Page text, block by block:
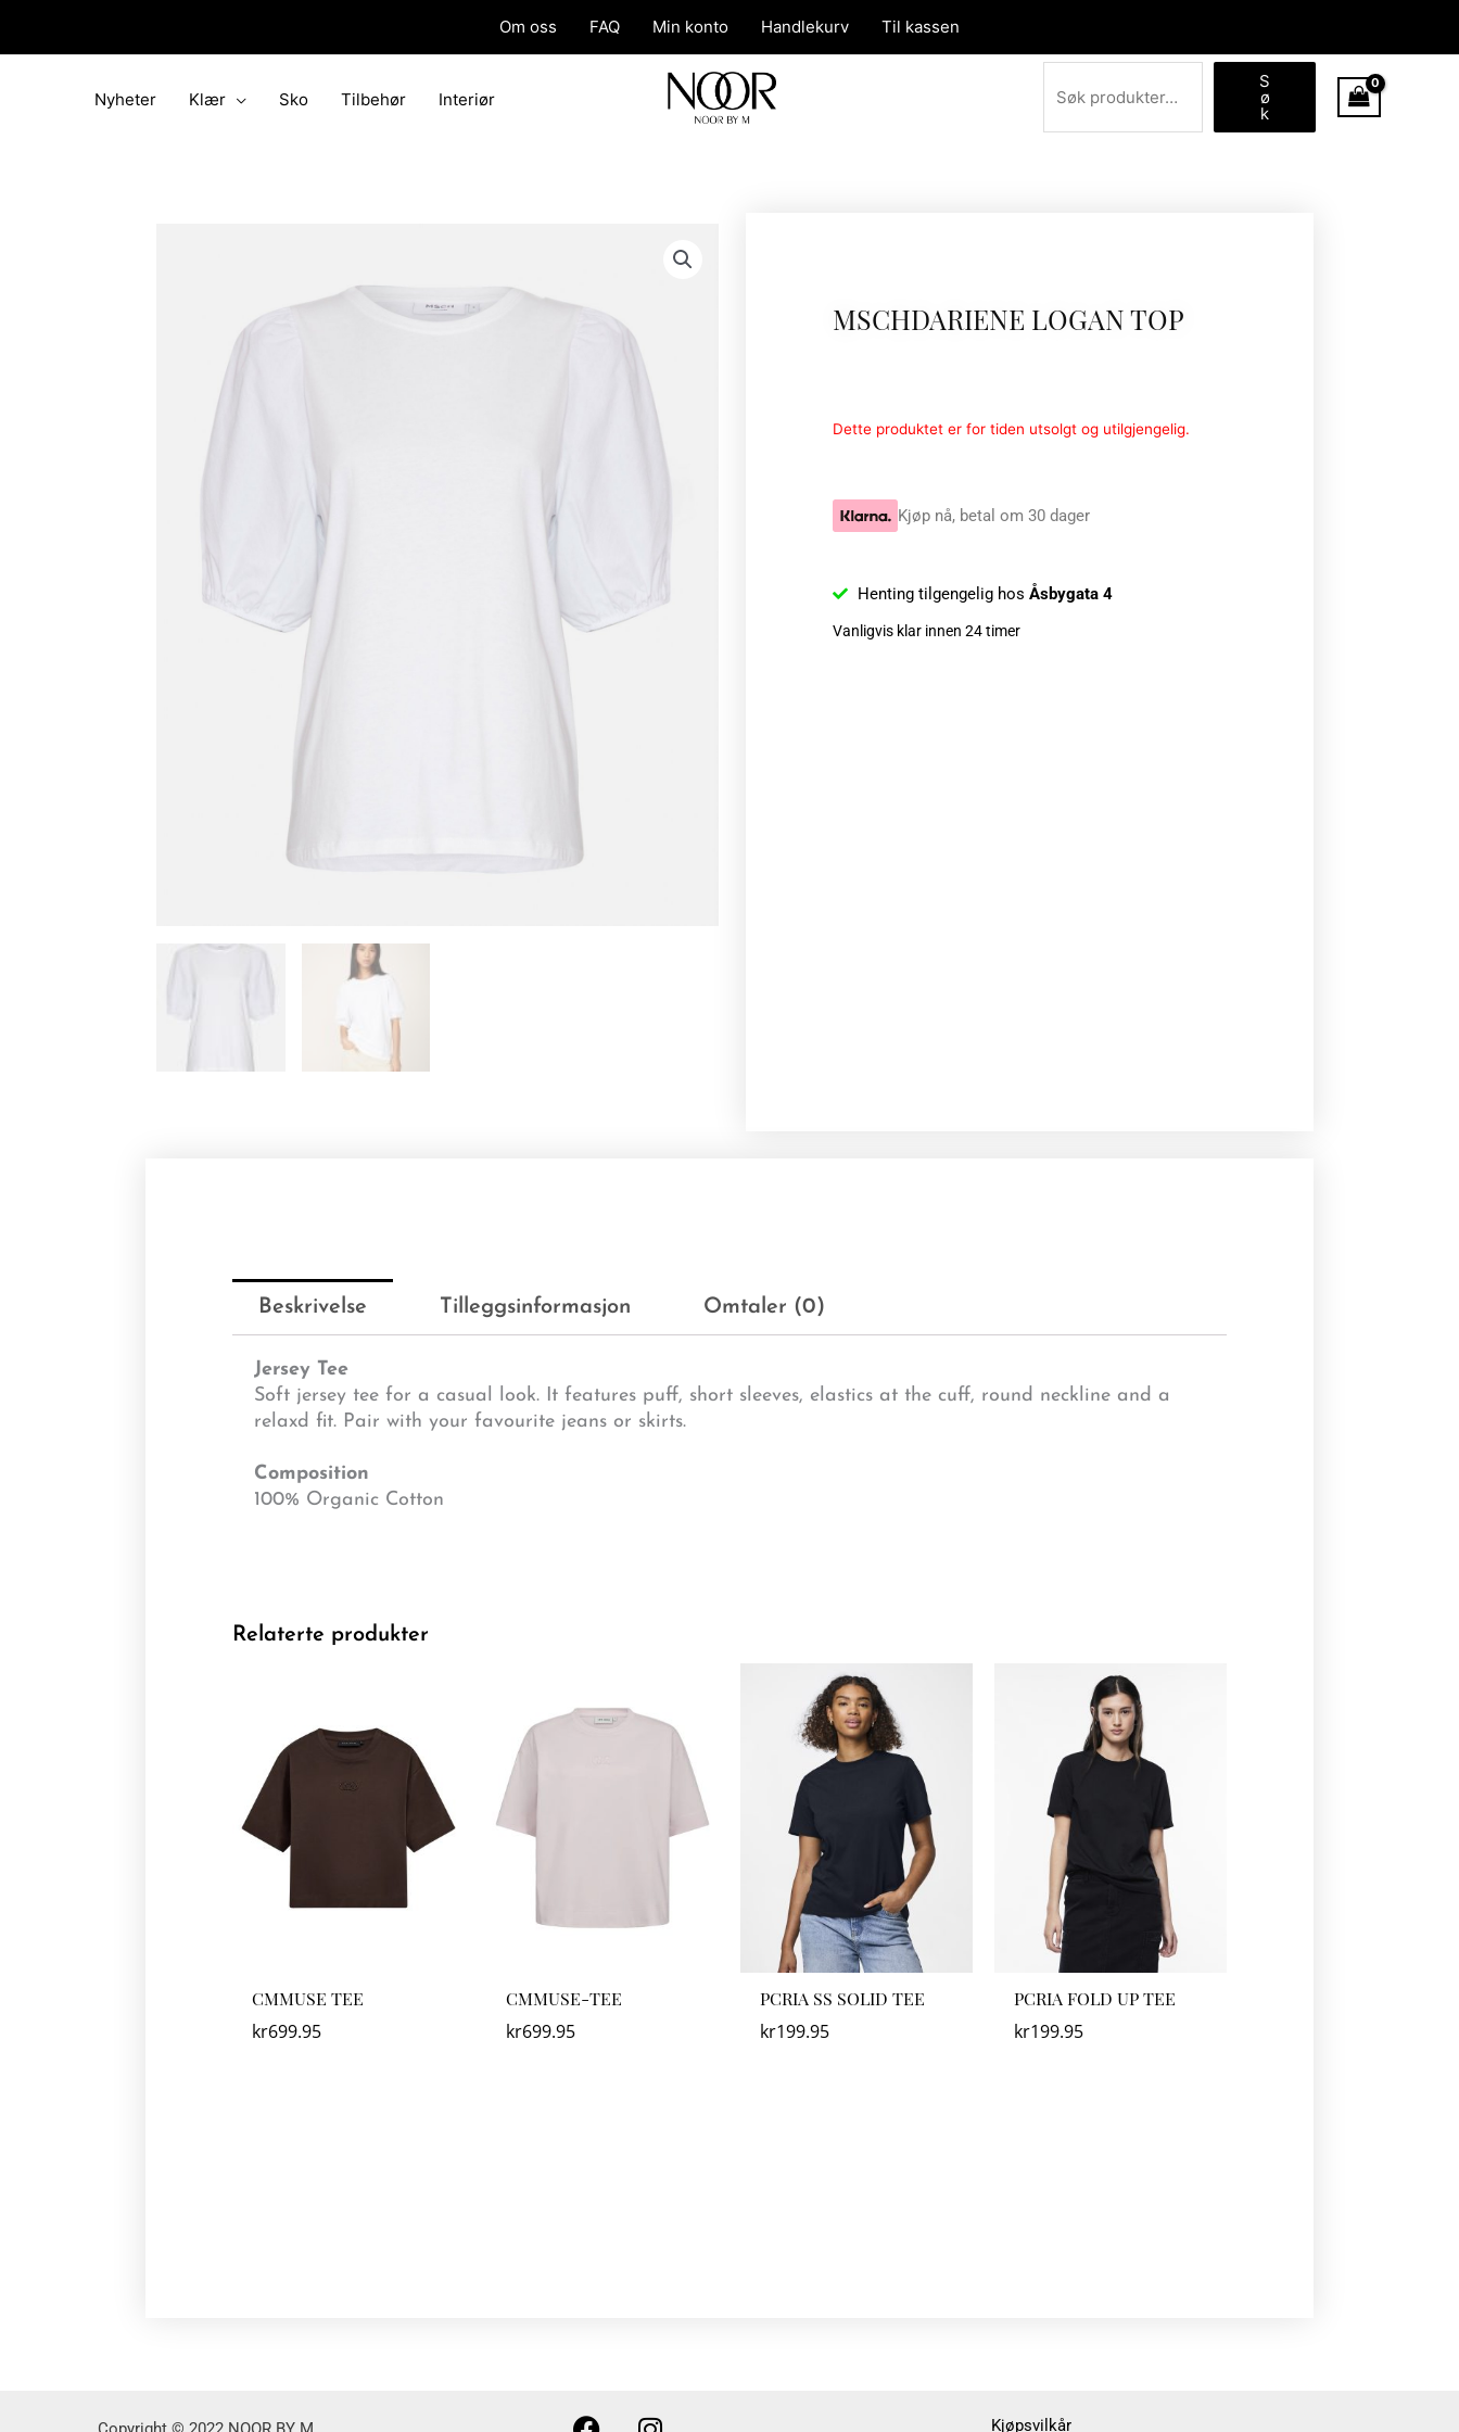
Om oss FAQ Min konto Handlekurv Til kassen
Nyheter Klær Sko Tilbehør Interiør
Søk
S
ø
k
MSCHDARIENE LOGAN TOP
Dette produktet er for tiden utsolgt og utilgjengelig.
Kjøp nå, betal om 30 dager
Henting tilgengelig hos Åsbygata 4
Vanligvis klar innen 24 timer
Beskrivelse Tilleggsinformasjon Omtaler (0)
Jersey Tee
Soft jersey tee for a casual look. It features puff, short sleeves, elastics at the cuff, round neckline and a
relaxd fit. Pair with your favourite jeans or skirts.
Composition
100% Organic Cotton
Relaterte produkter
CMMUSE TEE
kr699.95
CMMUSE-TEE
kr699.95
PCRIA SS SOLID TEE
kr199.95
PCRIA FOLD UP TEE
kr199.95
F
I
Kjøpsvilkår